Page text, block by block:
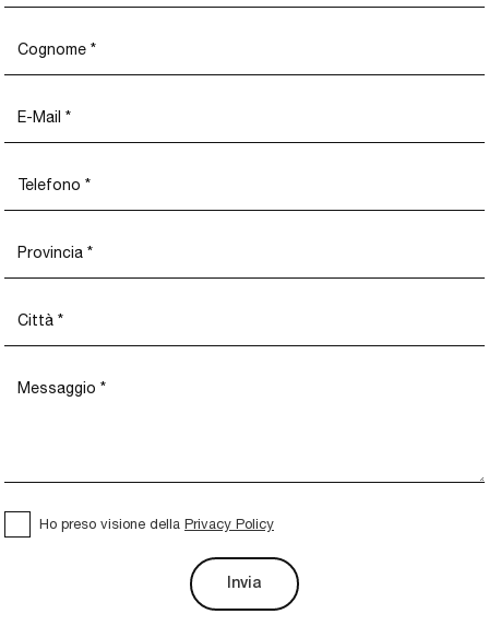
Ho preso visione della Privacy Policy
Invia